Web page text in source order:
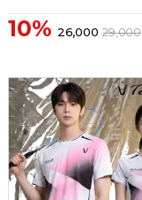
10% 26,000 29,000